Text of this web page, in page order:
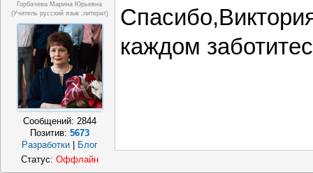
Горбачева Марина Юрьевна
(учитель русский язык ,литерат)
Сообщений: 2844
Позитив: 5673
Разработки
Блог
каждом
Статус: Оффлайн